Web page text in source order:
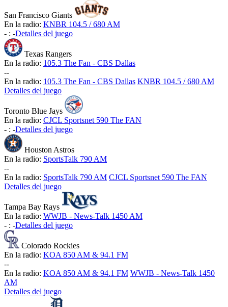
San Francisco Giants
En la radio: KNBR 104.5 / 680 AM
- : -Detalles del juego
Texas Rangers
En la radio: 105.3 The Fan - CBS Dallas
--
En la radio: 105.3 The Fan - CBS Dallas KNBR 104.5 / 680 AM
Detalles del juego
Toronto Blue Jays
En la radio: CJCL Sportsnet 590 The FAN
- : -Detalles del juego
Houston Astros
En la radio: SportsTalk 790 AM
--
En la radio: SportsTalk 790 AM CJCL Sportsnet 590 The FAN
Detalles del juego
Tampa Bay Rays
En la radio: WWJB - News-Talk 1450 AM
- : -Detalles del juego
Colorado Rockies
En la radio: KOA 850 AM & 94.1 FM
--
En la radio: KOA 850 AM & 94.1 FM WWJB - News-Talk 1450
AM
Detalles del juego